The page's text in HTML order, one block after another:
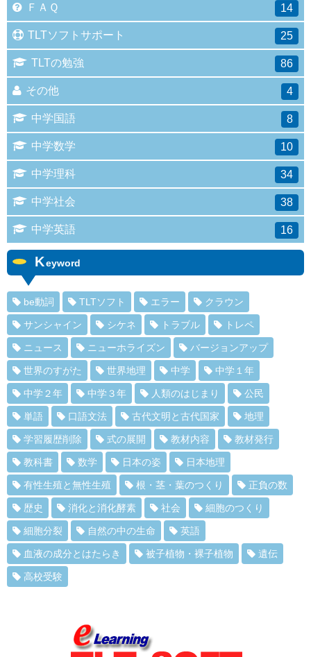
ＦＡＱ 14
TLTソフトサポート 25
TLTの勉強 86
その他 4
中学国語 8
中学数学 10
中学理科 34
中学社会 38
中学英語 16
Keyword
be動詞 TLTソフト エラー クラウン
サンシャイン シケネ トラブル トレペ
ニュース ニューホライズン バージョンアップ
世界のすがた 世界地理 中学 中学１年
中学２年 中学３年 人類のはじまり 公民
単語 口語文法 古代文明と古代国家 地理
学習履歴削除 式の展開 教材内容 教材発行
教科書 数学 日本の姿 日本地理
有性生殖と無性生殖 根・茎・葉のつくり 正負の数
歴史 消化と消化酵素 社会 細胞のつくり
細胞分裂 自然の中の生命 英語
血液の成分とはたらき 被子植物・裸子植物 遺伝
高校受験